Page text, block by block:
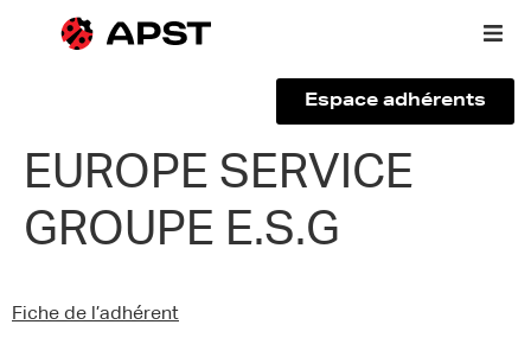
Qui sommes-nous ?
Vous êtes un voyageur
Espace adhérents
EUROPE SERVICE
GROUPE E.S.G
Fiche de l’adhérent